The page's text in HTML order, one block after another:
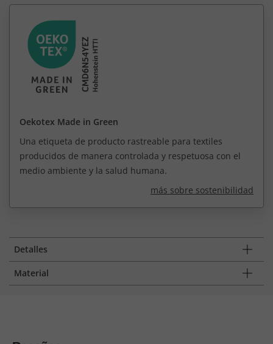
Oekotex Made in Green
Una etiqueta de producto rastreable para textiles
producidos de manera controlada y respetuosa con el
medio ambiente y la salud humana.
más sobre sostenibilidad
Detalles
Material